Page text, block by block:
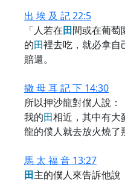
出 埃 及 記 22:5
「人若在田間或在葡萄
的田裡去吃，就必拿自
賠還。
撒 母 耳 記 下 14:30
所以押沙龍對僕人說
我的田相近，其中有大
龍的僕人就去放火燒了
馬 太 福 音 13:27
田主的僕人來告訴他